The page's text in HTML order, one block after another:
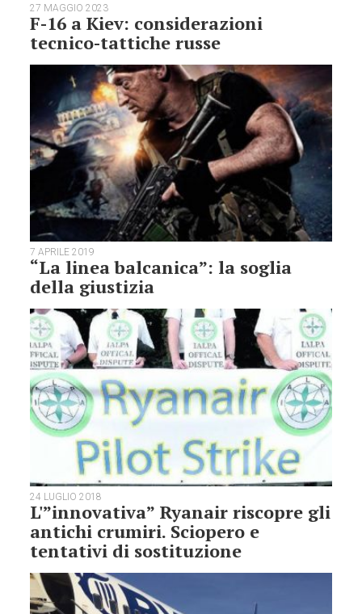
27 MAGGIO 2023
F-16 a Kiev: considerazioni
tecnico-tattiche russe
7 APRILE 2019
“La linea balcanica”: la soglia
della giustizia
24 LUGLIO 2018
L'”innovativa” Ryanair riscopre gli
antichi crumiri. Sciopero e
tentativi di sostituzione